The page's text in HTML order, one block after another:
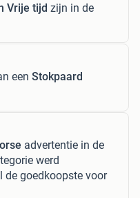
Vrije tijd zijn in de
een Stokpaard
advertentie in de
werd
de goedkoopste voor